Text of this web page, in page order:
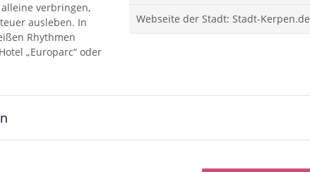
Webseite der Stadt: Stadt-Kerpen.de
verbringen,
ausleben. In
Rhythmen
„Europarc“ oder